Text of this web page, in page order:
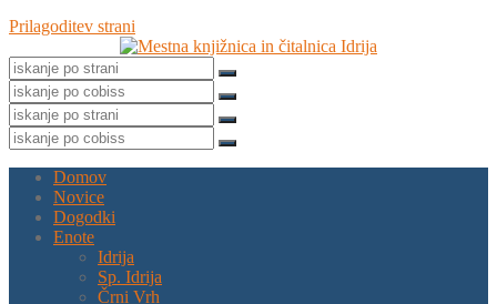
Prilagoditev strani
Domov
Novice
Dogodki
Enote
Idrija
Sp. Idrija
Črni Vrh